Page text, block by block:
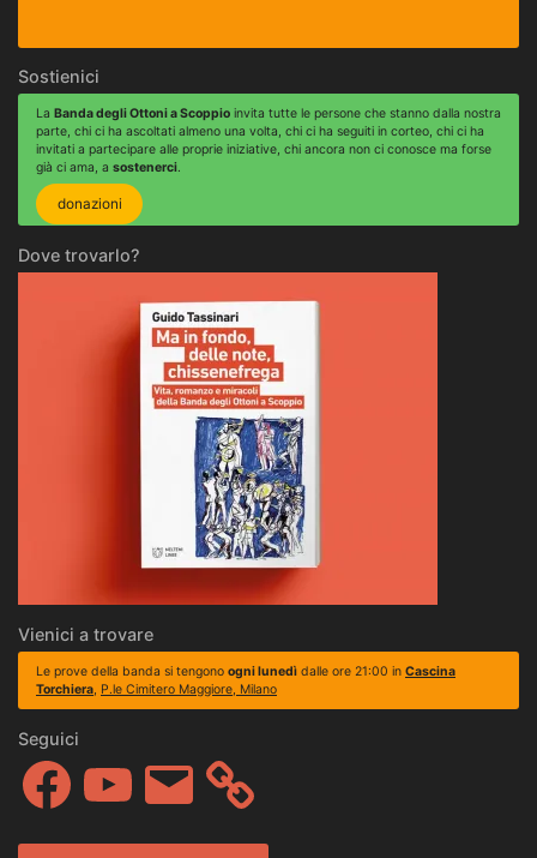
Sostienici
La Banda degli Ottoni a Scoppio invita tutte le persone che stanno dalla nostra
parte, chi ci ha ascoltati almeno una volta, chi ci ha seguiti in corteo, chi ci ha
invitati a partecipare alle proprie iniziative, chi ancora non ci conosce ma forse
già ci ama, a sostenerci.
donazioni
Dove trovarlo?
Vienici a trovare
Le prove della banda si tengono ogni lunedì dalle ore 21:00 in Cascina
Torchiera, P.le Cimitero Maggiore, Milano
Seguici
Facebook